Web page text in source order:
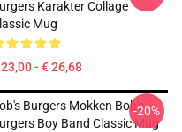
Karakter Collage
Mug
- € 26,68
Burgers Mokken Bob's
Boy Band Classic Mug
-20%